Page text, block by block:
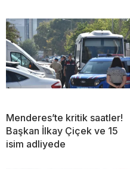
Menderes’te kritik saatler!
Başkan İlkay Çiçek ve 15
isim adliyede